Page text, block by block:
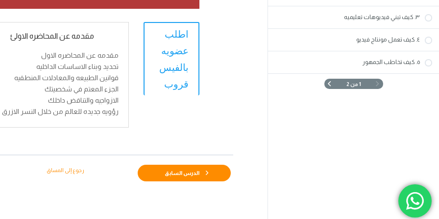
٣. كيف تبني فيديوهات تعليميه
٤. كيف تعمل مونتاج فيديو
٥. كيف تخاطب الجمهور
1 من 2
مقدمه عن المحاضره الاولئ
مقدمه عن المحاضره الاول
تحديد وبناء الاساسات الداخليه
قوانين الطبيعه والمعادلات المنطقيه
الجزء المعتم في شخصيتك
الازواجيه والتناقض داخلك
رؤويه جديده للعالم من خلال النسر الازرق
اطلب
عضويه
بالفيس
قروب
الدرس السابق رجوع إلى المساق